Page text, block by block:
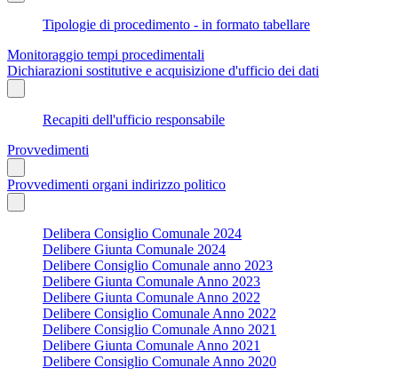
Tipologie di procedimento - in formato tabellare
Monitoraggio tempi procedimentali
Dichiarazioni sostitutive e acquisizione d'ufficio dei dati
Recapiti dell'ufficio responsabile
Provvedimenti
Provvedimenti organi indirizzo politico
Delibera Consiglio Comunale 2024
Delibere Giunta Comunale 2024
Delibere Consiglio Comunale anno 2023
Delibere Giunta Comunale Anno 2023
Delibere Giunta Comunale Anno 2022
Delibere Consiglio Comunale Anno 2022
Delibere Consiglio Comunale Anno 2021
Delibere Giunta Comunale Anno 2021
Delibere Consiglio Comunale Anno 2020